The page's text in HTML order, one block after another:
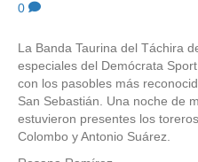
0
La Banda Taurina del Táchira
especiales del Demócrata
con los pasobles más
San Sebastián. Una noche de
estuvieron presentes los
Colombo y Antonio Suárez.